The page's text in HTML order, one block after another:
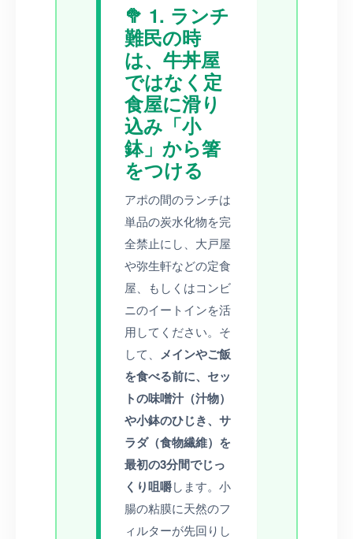
🥦 1. ランチ
難民の時
は、牛丼屋
ではなく定
食屋に滑り
込み「小
鉢」から箸
をつける
アポの間のランチは
単品の炭水化物を完
全禁止にし、大戸屋
や弥生軒などの定食
屋、もしくはコンビ
ニのイートインを活
用してください。そ
して、 メインやご飯
を食べる前に、セッ
トの味噌汁（汁物）
や小鉢のひじき、サ
ラダ（食物繊維）を
最初の3分間でじっ
くり咀嚼します。小
腸の粘膜に天然のフ
ィルターが先回りし